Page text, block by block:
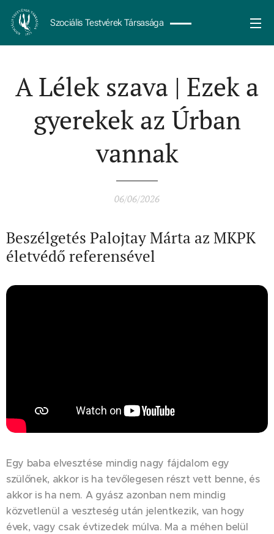
Szociális Testvérek Társasága
A Lélek szava | Ezek a
gyerekek az Úrban
vannak
06/06/2026
Beszélgetés Palojtay Márta az MKPK
életvédő referensével
Egy baba elvesztése mindig nagy fájdalom egy
szülőnek, akkor is ha tevőlegesen részt vett benne, és
akkor is ha nem. A gyász azonban nem mindig
közvetlenül a veszteség után jelentkezik, van hogy
évek, vagy csak évtizedek múlva. Ma a méhen belül